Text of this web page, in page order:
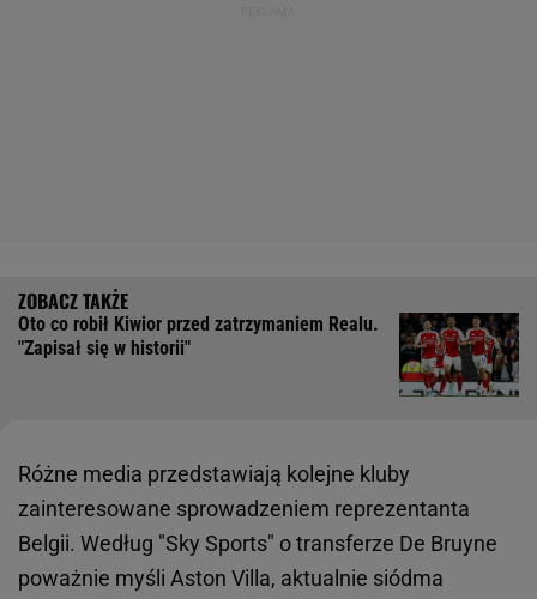
Oto co robił Kiwior przed zatrzymaniem Realu.
"Zapisał się w historii"
Różne media przedstawiają kolejne kluby
zainteresowane sprowadzeniem reprezentanta
Belgii. Według "Sky Sports" o transferze De Bruyne
poważnie myśli Aston Villa, aktualnie siódma